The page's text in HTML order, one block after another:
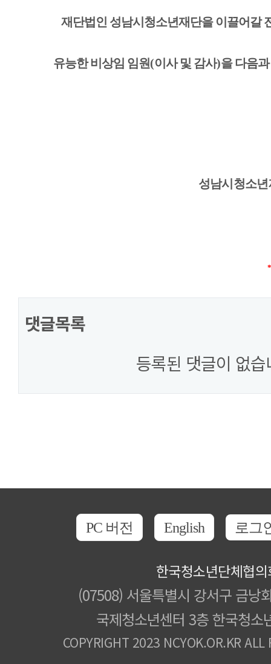
재단법인 성남시청소년재단을 이끌어갈
유능한 비상임 임원(이사 및 감사)을 다음
성남시청소
댓글목록
등록된 댓글이 없습
PC 버전 English 로그
한국청소년단체협
(07508) 서울특별시 강서구 금낭
국제청소년센터 3층 한국청소
COPYRIGHT 2023 NCYOK.OR.KR ALL